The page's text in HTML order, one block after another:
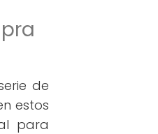
de
estos
para